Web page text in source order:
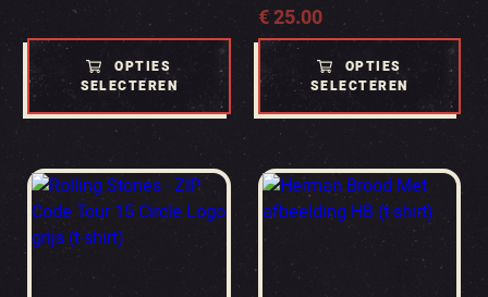
OPTIES
SELECTEREN
€25.00
OPTIES
SELECTEREN